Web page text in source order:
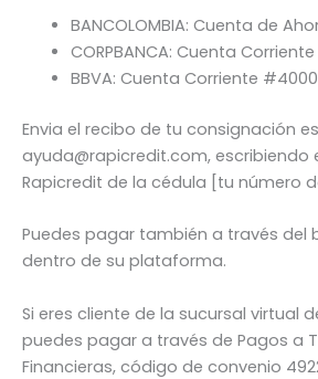
BANCOLOMBIA: Cuenta de
CORPBANCA: Cuenta
BBVA: Cuenta Corriente
Envia el recibo de tu consignación
ayuda@rapicredit.com, escribiendo
Rapicredit de la cédula [tu número
Puedes pagar también a través del
dentro de su plataforma.
Si eres cliente de la sucursal virtual
puedes pagar a través de Pagos a
Financieras, código de convenio